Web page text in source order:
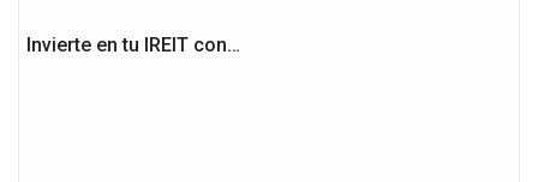
Invierte en tu IREIT con…